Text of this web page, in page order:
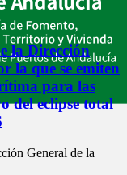
la Dirección
la que se emiten
para las
del eclipse total
General de la